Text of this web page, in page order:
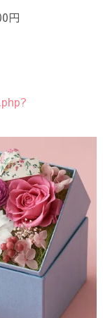
円